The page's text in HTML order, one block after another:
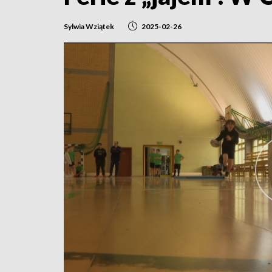
Sylwia Wziątek 2025-02-26